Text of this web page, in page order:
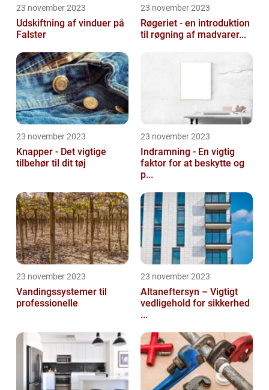
23 november 2023
Udskiftning af vinduer på
Falster
23 november 2023
Røgeriet - en introduktion
til røgning af madvarer...
23 november 2023
Knapper - Det vigtige
tilbehør til dit tøj
23 november 2023
Indramning - En vigtig
faktor for at beskytte og
p...
23 november 2023
Vandingssystemer til
professionelle
23 november 2023
Altaneftersyn – Vigtigt
vedligehold for sikkerhed
...